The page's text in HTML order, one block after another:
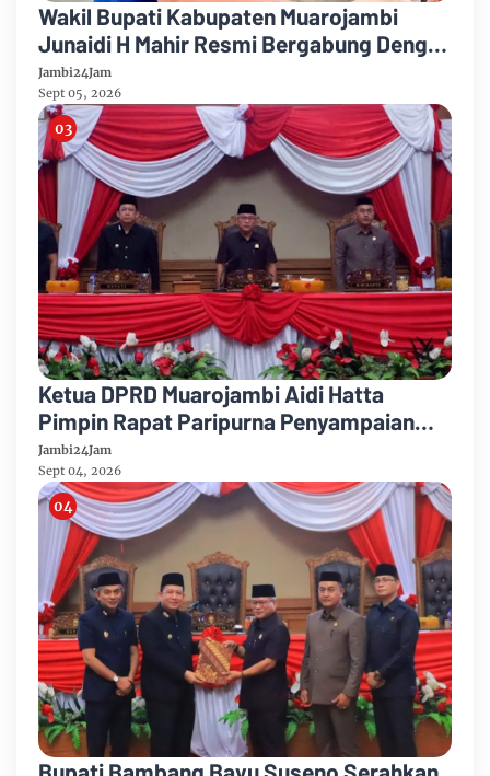
Wakil Bupati Kabupaten Muarojambi
Junaidi H Mahir Resmi Bergabung Dengan
Partai Demikrat
Jambi24Jam
Sept 05, 2026
Ketua DPRD Muarojambi Aidi Hatta
Pimpin Rapat Paripurna Penyampaian
Rancangan Perubahan KUA-PPAS Tahun
Anggaran 2026
Jambi24Jam
Sept 04, 2026